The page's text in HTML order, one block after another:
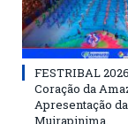
FESTRIBAL
Coração da
Apresentação da
Muirapinima.